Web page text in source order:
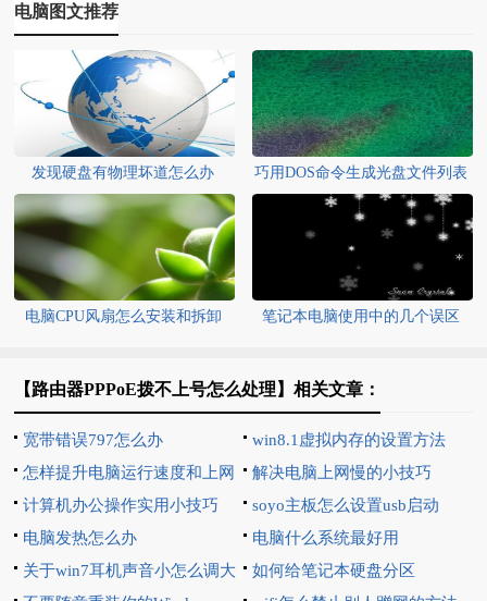
电脑图文推荐
发现硬盘有物理坏道怎么办 巧用DOS命令生成光盘文件列表
电脑CPU风扇怎么安装和拆卸 笔记本电脑使用中的几个误区
【路由器PPPoE拨不上号怎么处理】相关文章：
宽带错误797怎么办
win8.1虚拟内存的设置方法
怎样提升电脑运行速度和上网
速度
解决电脑上网慢的小技巧
计算机办公操作实用小技巧
soyo主板怎么设置usb启动
电脑发热怎么办
电脑什么系统最好用
关于win7耳机声音小怎么调大
如何给笔记本硬盘分区